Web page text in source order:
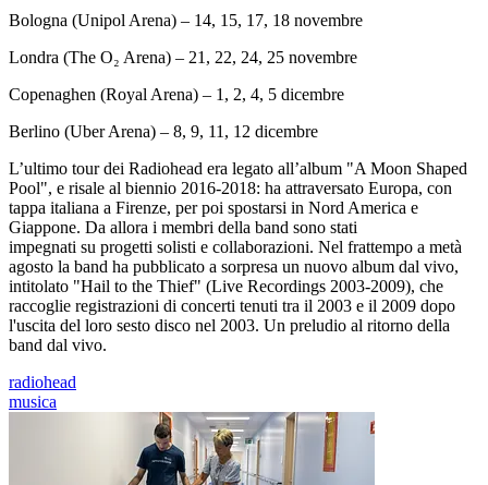
Bologna (Unipol Arena) – 14, 15, 17, 18 novembre
Londra (The O₂ Arena) – 21, 22, 24, 25 novembre
Copenaghen (Royal Arena) – 1, 2, 4, 5 dicembre
Berlino (Uber Arena) – 8, 9, 11, 12 dicembre
L’ultimo tour dei Radiohead era legato all’album "A Moon Shaped
Pool", e risale al biennio 2016-2018: ha attraversato Europa, con
tappa italiana a Firenze, per poi spostarsi in Nord America e
Giappone. Da allora i membri della band sono stati
impegnati su progetti solisti e collaborazioni. Nel frattempo a metà
agosto la band ha pubblicato a sorpresa un nuovo album dal vivo,
intitolato "Hail to the Thief" (Live Recordings 2003-2009), che
raccoglie registrazioni di concerti tenuti tra il 2003 e il 2009 dopo
l'uscita del loro sesto disco nel 2003. Un preludio al ritorno della
band dal vivo.
radiohead
musica